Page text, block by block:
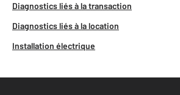
Diagnostics liés à la transaction
Diagnostics liés à la location
Installation électrique